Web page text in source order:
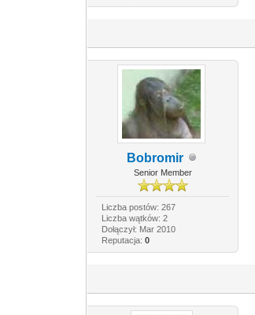
Bobromir
Senior Member
Liczba postów: 267
Liczba wątków: 2
Dołączył: Mar 2010
Reputacja: 0